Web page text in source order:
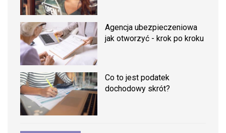
Agencja ubezpieczeniowa
jak otworzyć - krok po kroku
Co to jest podatek
dochodowy skrót?